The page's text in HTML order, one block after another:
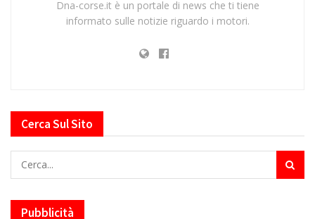
Dna-corse.it è un portale di news che ti tiene
informato sulle notizie riguardo i motori.
Cerca Sul Sito
Pubblicità